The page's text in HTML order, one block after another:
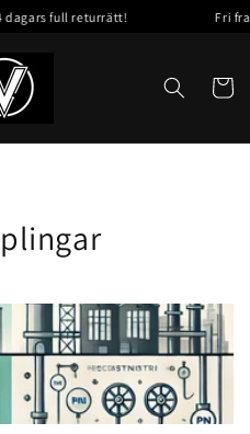
full returrätt! Fri
Cart